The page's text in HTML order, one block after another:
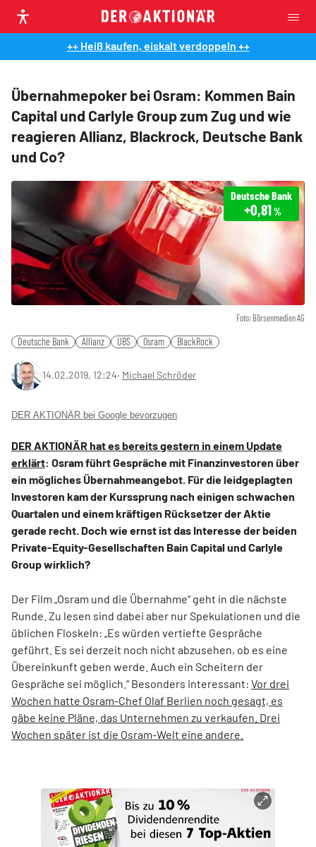
++ Heiß kaufen, eiskalt verdoppeln ++
Übernahmepoker bei Osram: Kommen Bain
Capital und Carlyle Group zum Zug und wie
reagieren Allianz, Blackrock, Deutsche Bank
und Co?
Foto: Börsenmedien AG
Deutsche Bank
+0,81%
Deutsche Bank Allianz UBS Osram BlackRock
14.02.2019, 12:24‧ Michael Schröder
DER AKTIONÄR bei Google bevorzugen
DER AKTIONÄR hat es bereits gestern in einem Update
erklärt: Osram führt Gespräche mit Finanzinvestoren über
ein mögliches Übernahmeangebot. Für die leidgeplagten
Investoren kam der Kurssprung nach einigen schwachen
Quartalen und einem kräftigen Rücksetzer der Aktie
gerade recht. Doch wie ernst ist das Interesse der beiden
Private-Equity-Gesellschaften Bain Capital und Carlyle
Group wirklich?
Der Film „Osram und die Übernahme“ geht in die nächste
Runde. Zu lesen sind dabei aber nur Spekulationen und die
üblichen Floskeln: „Es würden vertiefte Gespräche
geführt. Es sei derzeit noch nicht abzusehen, ob es eine
Übereinkunft geben werde. Auch ein Scheitern der
Gespräche sei möglich.“ Besonders interessant: Vor drei
Wochen hatte Osram-Chef Olaf Berlien noch gesagt, es
gäbe keine Pläne, das Unternehmen zu verkaufen. Drei
Wochen später ist die Osram-Welt eine andere.